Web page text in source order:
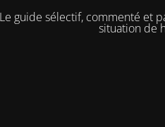
Le guide sélectif, commenté et
situation de